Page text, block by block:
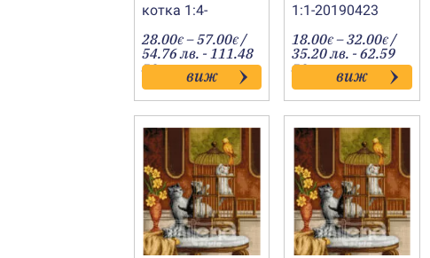
котка 1:4-
28.00€ –57.00€Price
range:
28.00€
through
57.00€
/
54.76 лв. - 111.48
лв. виж
1:1-20190423
18.00€ –32.00€Price
range:
18.00€
through
32.00€
/
35.20 лв. - 62.59
лв. виж